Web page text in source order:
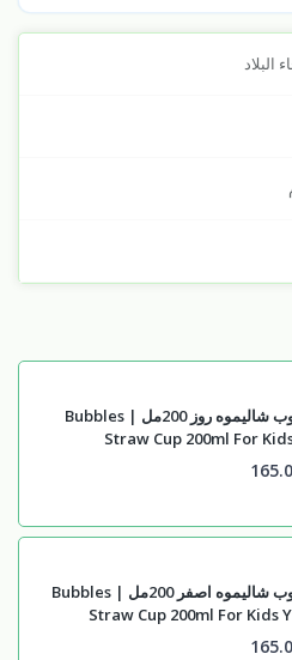
بابلز كوب شاليموه روز 200مل | Bubbles
Straw Cup 200ml For
بابلز كوب شاليموه اصفر 200مل | Bubbles
Straw Cup 200ml For Kids